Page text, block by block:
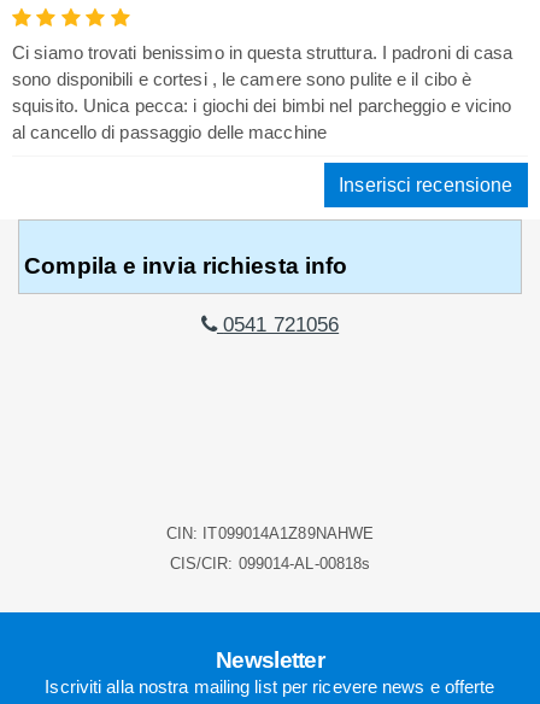
Ci siamo trovati benissimo in questa struttura. I padroni di casa
sono disponibili e cortesi , le camere sono pulite e il cibo è
squisito. Unica pecca: i giochi dei bimbi nel parcheggio e vicino
al cancello di passaggio delle macchine
Inserisci recensione
Compila e invia richiesta info
0541 721056
CIN: IT099014A1Z89NAHWE
CIS/CIR: 099014-AL-00818s
Newsletter
Iscriviti alla nostra mailing list per ricevere news e offerte